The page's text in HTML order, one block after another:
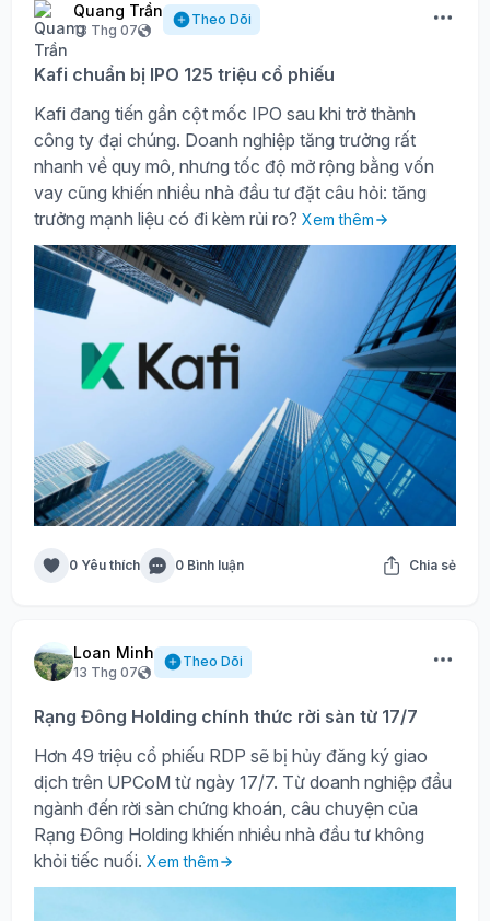
Quang Trần
13 Thg 07
Theo Dõi
Kafi chuẩn bị IPO 125 triệu cổ phiếu
Kafi đang tiến gần cột mốc IPO sau khi trở thành
công ty đại chúng. Doanh nghiệp tăng trưởng rất
nhanh về quy mô, nhưng tốc độ mở rộng bằng vốn
vay cũng khiến nhiều nhà đầu tư đặt câu hỏi: tăng
trưởng mạnh liệu có đi kèm rủi ro? Xem thêm
0 Yêu thích 0 Bình luận Chia sẻ
Loan Minh
13 Thg 07
Theo Dõi
Rạng Đông Holding chính thức rời sàn từ 17/7
Hơn 49 triệu cổ phiếu RDP sẽ bị hủy đăng ký giao
dịch trên UPCoM từ ngày 17/7. Từ doanh nghiệp đầu
ngành đến rời sàn chứng khoán, câu chuyện của
Rạng Đông Holding khiến nhiều nhà đầu tư không
khỏi tiếc nuối. Xem thêm